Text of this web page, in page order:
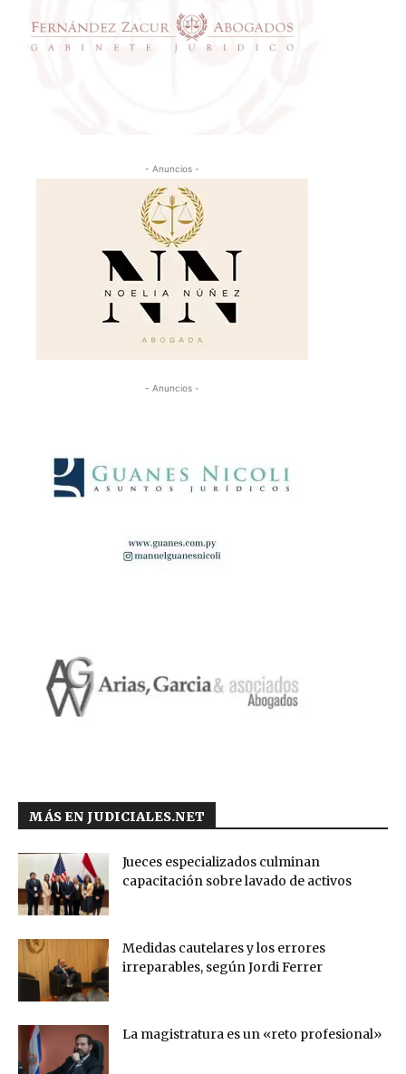
- Anuncios -
- Anuncios -
MÁS EN JUDICIALES.NET
Jueces especializados culminan
capacitación sobre lavado de activos
Medidas cautelares y los errores
irreparables, según Jordi Ferrer
La magistratura es un «reto profesional»